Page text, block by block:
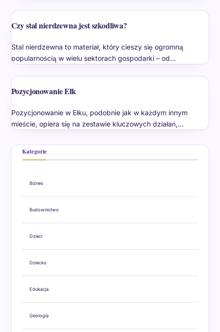
Czy stal nierdzewna jest szkodliwa?
Stal nierdzewna to materiał, który cieszy się ogromną
popularnością w wielu sektorach gospodarki – od…
Pozycjonowanie Ełk
Pozycjonowanie w Ełku, podobnie jak w każdym innym
mieście, opiera się na zestawie kluczowych działań,…
Kategorie
Biznes
Budownictwo
Dzieci
Dziecko
Edukacja
Geologia